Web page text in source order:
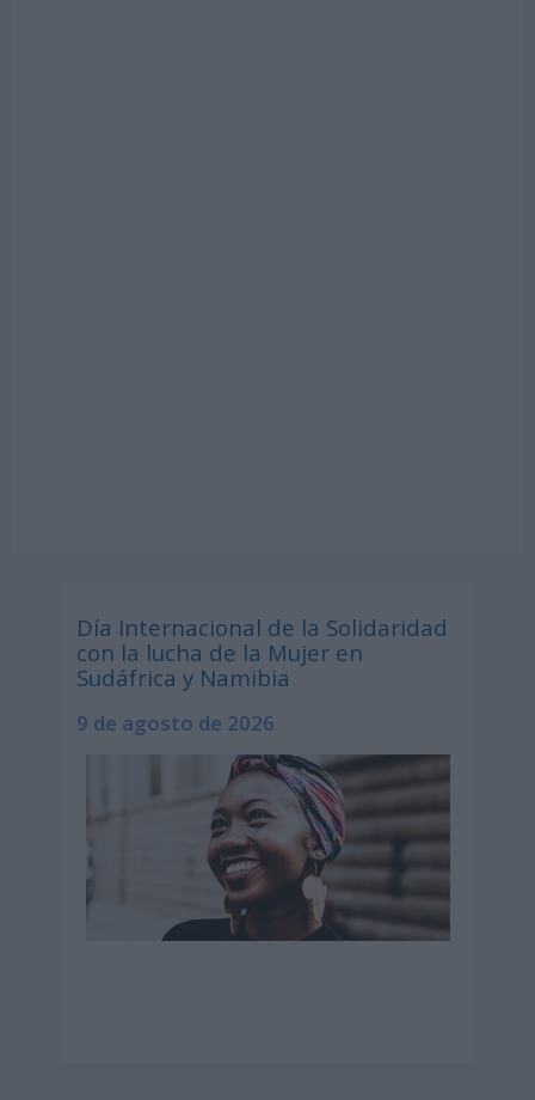
Día Internacional de la Solidaridad
con la lucha de la Mujer en
Sudáfrica y Namibia
9 de agosto de 2026